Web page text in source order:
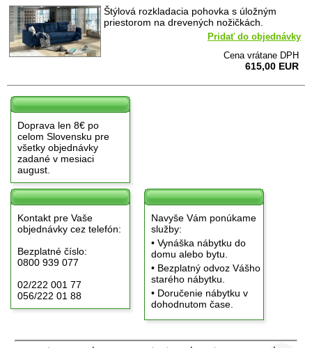
Štýlová rozkladacia pohovka s úložným
priestorom na drevených nožičkách.
Pridať do objednávky
Cena vrátane DPH
615,00 EUR
Doprava len 8€ po
celom Slovensku pre
všetky objednávky
zadané v mesiaci
august.
Kontakt pre Vaše
objednávky cez telefón:
Bezplatné číslo:
0800 939 077
02/222 001 77
056/222 01 88
Navyše Vám ponúkame
služby:
• Vynáška nábytku do
domu alebo bytu.
• Bezplatný odvoz Vášho
starého nábytku.
• Doručenie nábytku v
dohodnutom čase.